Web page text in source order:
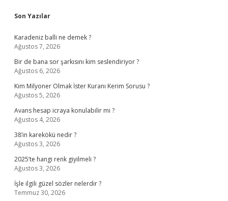
Sidebar
Son Yazılar
Karadeniz balli ne demek ?
Ağustos 7, 2026
Bir de bana sor şarkısını kim seslendiriyor ?
Ağustos 6, 2026
Kim Milyoner Olmak İster Kuranı Kerim Sorusu ?
Ağustos 5, 2026
Avans hesap icraya konulabilir mi ?
Ağustos 4, 2026
38’in karekökü nedir ?
Ağustos 3, 2026
2025’te hangi renk giyilmeli ?
Ağustos 3, 2026
İşle ilgili güzel sözler nelerdir ?
Temmuz 30, 2026